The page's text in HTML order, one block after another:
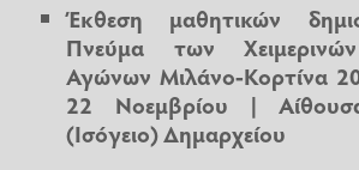
Έκθεση μαθητικών
Πνεύμα των
Αγώνων Μιλάνο-Κορτίνα
22 Νοεμβρίου |
(Ισόγειο) Δημαρχείου